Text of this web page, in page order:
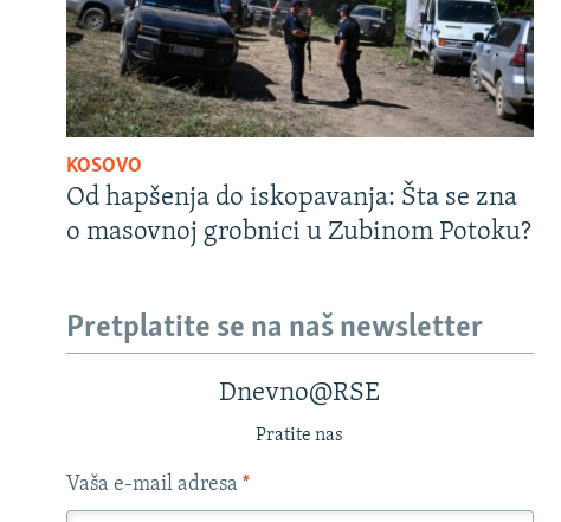
KOSOVO
Od hapšenja do iskopavanja: Šta se zna
o masovnoj grobnici u Zubinom Potoku?
Pretplatite se na naš newsletter
Dnevno@RSE
Pratite nas
Vaša e-mail adresa *